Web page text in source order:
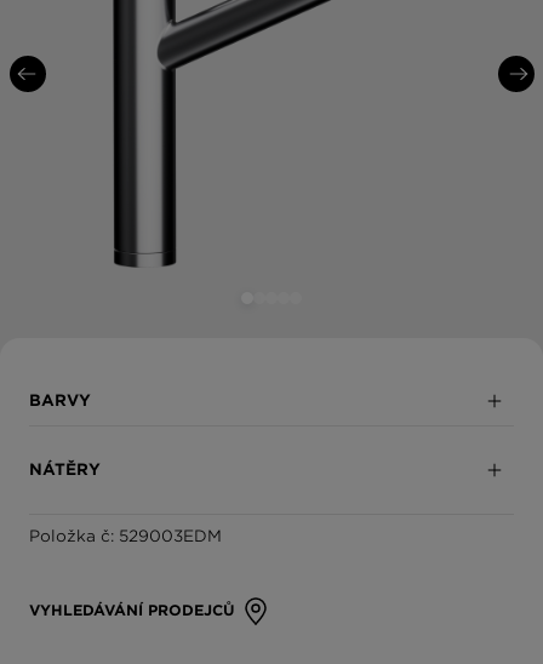
BARVY
NÁTĚRY
Plně potažené
Položka č: 529003EDM
VYHLEDÁVÁNÍ PRODEJCŮ